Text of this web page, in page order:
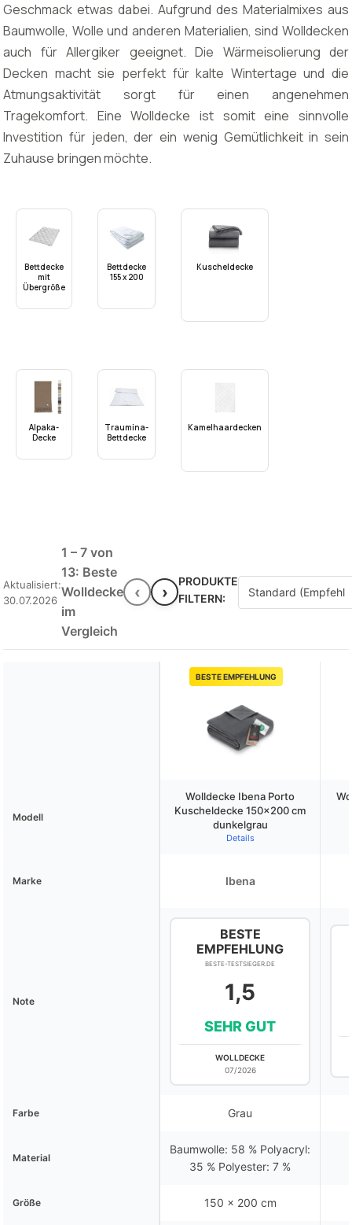
Geschmack etwas dabei. Aufgrund des Materialmixes aus
Baumwolle, Wolle und anderen Materialien, sind Wolldecken
auch für Allergiker geeignet. Die Wärmeisolierung der
Decken macht sie perfekt für kalte Wintertage und die
Atmungsaktivität sorgt für einen angenehmen
Tragekomfort. Eine Wolldecke ist somit eine sinnvolle
Investition für jeden, der ein wenig Gemütlichkeit in sein
Zuhause bringen möchte.
Bettdecke
mit
Übergröße
Bettdecke
155 x 200
Kuscheldecke
Alpaka-
Decke
Traumina-
Bettdecke
Kamelhaardecken
Aktualisiert:
30.07.2026
1 – 7 von
13: Beste
Wolldecke
im
Vergleich
‹ ›
PRODUKTE
FILTERN:
BESTE EMPFEHLUNG
Modell
Wolldecke Ibena Porto
Kuscheldecke 150×200 cm
dunkelgrau
Details
Marke Ibena
Note
BESTE
EMPFEHLUNG
BESTE-TESTSIEGER.DE
1,5
SEHR GUT
WOLLDECKE
07/2026
Farbe Grau
Material
Baumwolle: 58 % Polyacryl:
35 % Polyester: 7 %
Größe 150 x 200 cm